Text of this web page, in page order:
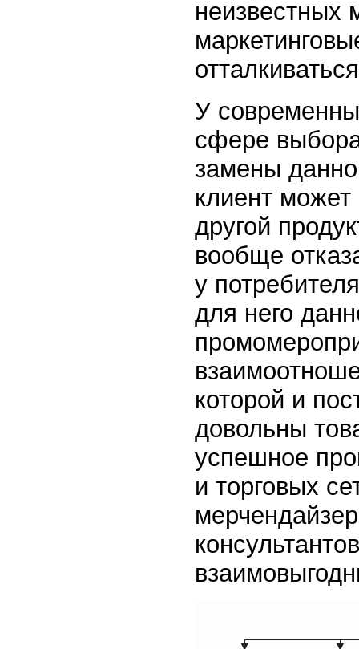
неизвестных
У
сфере
замены
клиент может
другой
вообще
у
для него
которой и
довольны
успешное
и торговых